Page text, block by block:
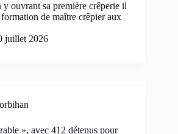
ouvrant sa première crêperie il
de maître crêpier aux
juillet 2026
», avec 412 détenus pour